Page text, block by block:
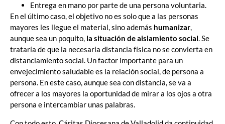
Entrega en mano por parte de una persona voluntaria.
En el último caso, el objetivo no es solo que a las personas
mayores les llegue el material, sino además humanizar,
aunque sea un poquito, la situación de aislamiento social. Se
trataría de que la necesaria distancia física no se convierta en
distanciamiento social. Un factor importante para un
envejecimiento saludable es la relación social, de persona a
persona. En este caso, aunque sea con distancia, se va a
ofrecer a los mayores la oportunidad de mirar a los ojos a otra
persona e intercambiar unas palabras.